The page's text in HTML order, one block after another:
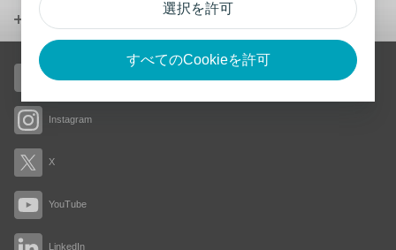
選択を許可
すべてのCookieを許可
Facebook
Instagram
X
YouTube
LinkedIn
会社概要